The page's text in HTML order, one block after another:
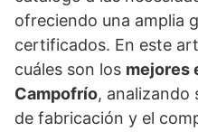
ofreciendo una amplia
certificados. En este
cuáles son los mejores
Campofrío, analizando
de fabricación y el